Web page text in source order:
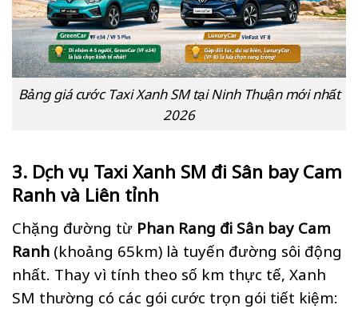
Bảng giá cước Taxi Xanh SM tại Ninh Thuận mới nhất
2026
3. Dịch vụ Taxi Xanh SM đi Sân bay Cam
Ranh và Liên tỉnh
Chặng đường từ Phan Rang đi Sân bay Cam
Ranh (khoảng 65km) là tuyến đường sôi động
nhất. Thay vì tính theo số km thực tế, Xanh
SM thường có các gói cước trọn gói tiết kiệm: